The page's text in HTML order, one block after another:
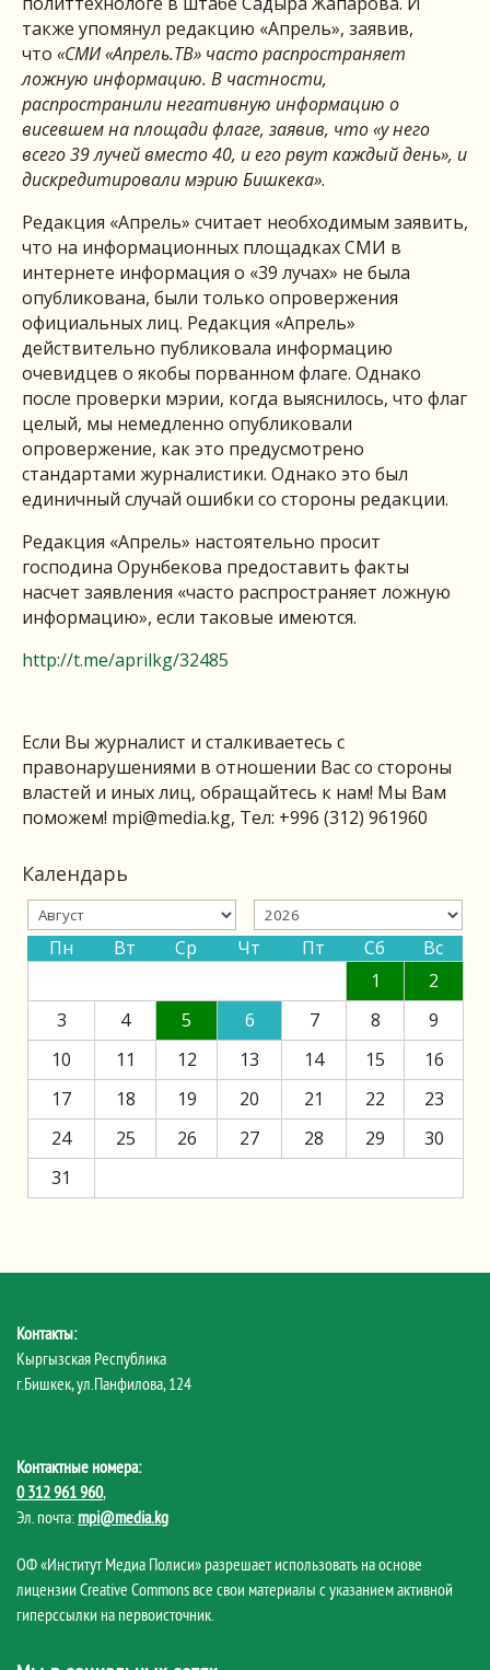
также упомянул редакцию «Апрель», заявив,
что «СМИ «Апрель.ТВ» часто распространяет
ложную информацию. В частности,
распространили негативную информацию о
висевшем на площади флаге, заявив, что «у него
всего 39 лучей вместо 40, и его рвут каждый день», и
дискредитировали мэрию Бишкека».
Редакция «Апрель» считает необходимым заявить,
что на информационных площадках СМИ в
интернете информация о «39 лучах» не была
опубликована, были только опровержения
официальных лиц. Редакция «Апрель»
действительно публиковала информацию
очевидцев о якобы порванном флаге. Однако
после проверки мэрии, когда выяснилось, что флаг
целый, мы немедленно опубликовали
опровержение, как это предусмотрено
стандартами журналистики. Однако это был
единичный случай ошибки со стороны редакции.
Редакция «Апрель» настоятельно просит
господина Орунбекова предоставить факты
насчет заявления «часто распространяет ложную
информацию», если таковые имеются.
http://t.me/aprilkg/32485
Если Вы журналист и сталкиваетесь с
правонарушениями в отношении Вас со стороны
властей и иных лиц, обращайтесь к нам! Мы Вам
поможем! mpi@media.kg, Тел: +996 (312) 961960
Календарь
Пн Вт Ср Чт Пт Сб
Вс
1
2
3
4 5 6 7 8
9
10
11 12 13 14 15
16
17
18 19 20 21 22
23
24
25 26 27 28 29
30
31
Контакты:
Кыргызская Республика
г.Бишкек, ул.Панфилова, 124
Контактные номера:
0 312 961 960,
Эл. почта: mpi@media.kg
ОФ «Институт Медиа Полиси» разрешает использовать на основе
лицензии Creative Commons все свои материалы с указанием активной
гиперссылки на первоисточник.